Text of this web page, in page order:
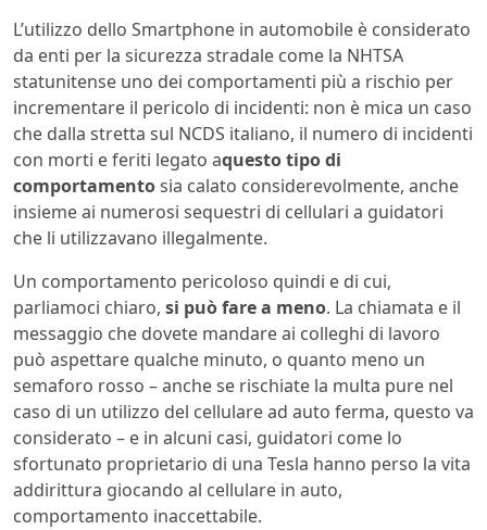
L’utilizzo dello Smartphone in automobile è considerato
da enti per la sicurezza stradale come la NHTSA
statunitense uno dei comportamenti più a rischio per
incrementare il pericolo di incidenti: non è mica un caso
che dalla stretta sul NCDS italiano, il numero di incidenti
con morti e feriti legato aquesto tipo di
comportamentosia calato considerevolmente, anche
insieme ai numerosi sequestri di cellulari a guidatori
che li utilizzavano illegalmente.
Un comportamento pericoloso quindi e di cui,
parliamoci chiaro, si può fare a meno. La chiamata e il
messaggio che dovete mandare ai colleghi di lavoro
può aspettare qualche minuto, o quanto meno un
semaforo rosso – anche se rischiate la multa pure nel
caso di un utilizzo del cellulare ad auto ferma, questo va
considerato – e in alcuni casi, guidatori come lo
sfortunato proprietario di una Tesla hanno perso la vita
addirittura giocando al cellulare in auto,
comportamento inaccettabile.